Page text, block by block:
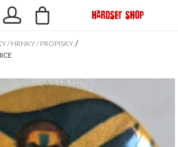
/ HRNKY / PROPISKY /